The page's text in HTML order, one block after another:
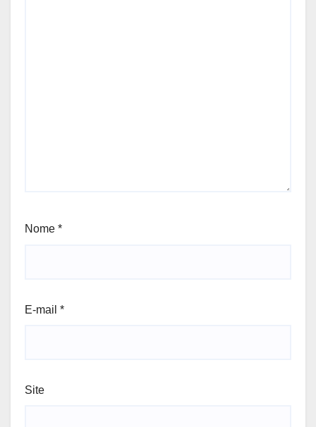
Nome *
E-mail *
Site